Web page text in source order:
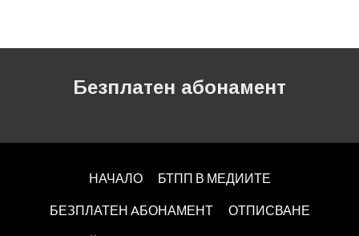
Безплатен абонамент
НАЧАЛО БТПП В МЕДИИТЕ
БЕЗПЛАТЕН AБОНАМЕНТ ОТПИСВАНЕ